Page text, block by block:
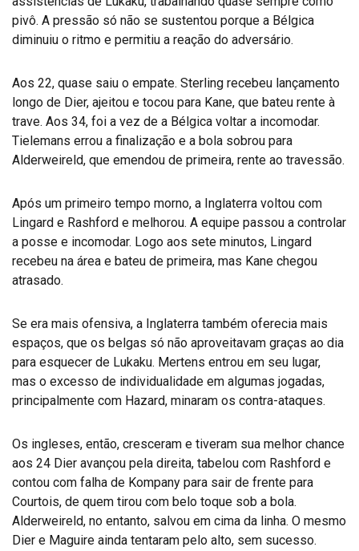
pivô. A pressão só não se sustentou porque a Bélgica
diminuiu o ritmo e permitiu a reação do adversário.
Aos 22, quase saiu o empate. Sterling recebeu lançamento
longo de Dier, ajeitou e tocou para Kane, que bateu rente à
trave. Aos 34, foi a vez de a Bélgica voltar a incomodar.
Tielemans errou a finalização e a bola sobrou para
Alderweireld, que emendou de primeira, rente ao travessão.
Após um primeiro tempo morno, a Inglaterra voltou com
Lingard e Rashford e melhorou. A equipe passou a controlar
a posse e incomodar. Logo aos sete minutos, Lingard
recebeu na área e bateu de primeira, mas Kane chegou
atrasado.
Se era mais ofensiva, a Inglaterra também oferecia mais
espaços, que os belgas só não aproveitavam graças ao dia
para esquecer de Lukaku. Mertens entrou em seu lugar,
mas o excesso de individualidade em algumas jogadas,
principalmente com Hazard, minaram os contra-ataques.
Os ingleses, então, cresceram e tiveram sua melhor chance
aos 24 Dier avançou pela direita, tabelou com Rashford e
contou com falha de Kompany para sair de frente para
Courtois, de quem tirou com belo toque sob a bola.
Alderweireld, no entanto, salvou em cima da linha. O mesmo
Dier e Maguire ainda tentaram pelo alto, sem sucesso.